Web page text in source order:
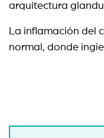
arquitectura
La inflamación del
normal, donde